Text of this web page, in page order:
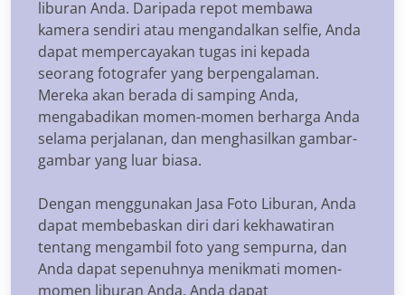
liburan Anda. Daripada repot membawa
kamera sendiri atau mengandalkan selfie, Anda
dapat mempercayakan tugas ini kepada
seorang fotografer yang berpengalaman.
Mereka akan berada di samping Anda,
mengabadikan momen-momen berharga Anda
selama perjalanan, dan menghasilkan gambar-
gambar yang luar biasa.
Dengan menggunakan Jasa Foto Liburan, Anda
dapat membebaskan diri dari kekhawatiran
tentang mengambil foto yang sempurna, dan
Anda dapat sepenuhnya menikmati momen-
momen liburan Anda. Anda dapat